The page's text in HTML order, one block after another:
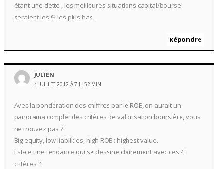
étant une dette , les meilleures situations capital/bourse
seraient les % les plus bas.
Répondre
JULIEN
4 JUILLET 2012 À 7 H 52 MIN
Avec la pondération des chiffres par le ROE, on aurait un
panorama complet des critères de valorisation boursière, vous
ne trouvez pas ?
Big equity, low liabilities, high ROE : highest value.
Est-ce une tendance qui se dessine clairement avec ces 4
critères ?